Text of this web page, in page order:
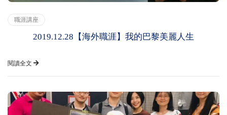
職涯講座
2019.12.28【海外職涯】我的巴黎美麗人生
閱讀全文